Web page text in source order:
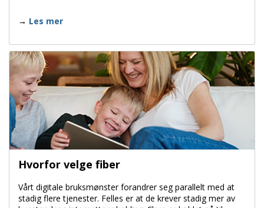
Les mer
Hvorfor velge fiber
Vårt digitale bruksmønster forandrer seg parallelt med at
stadig flere tjenester. Felles er at de krever stadig mer av